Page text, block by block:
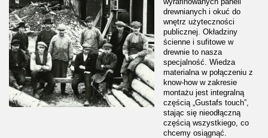
drewnianych i okuć do
wnętrz użyteczności
publicznej. Okładziny
ścienne i sufitowe w
drewnie to nasza
specjalność. Wiedza
materialna w połączeniu z
know-how w zakresie
montażu jest integralną
częścią „Gustafs touch”,
stając się nieodłączną
częścią wszystkiego, co
chcemy osiągnąć.